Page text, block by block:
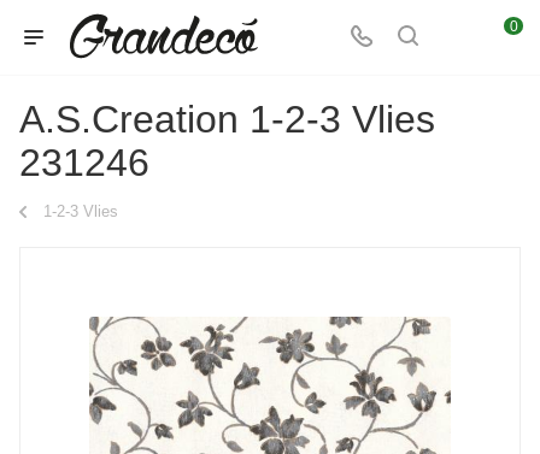
0
A.S.Creation 1-2-3 Vlies
231246
1-2-3 Vlies